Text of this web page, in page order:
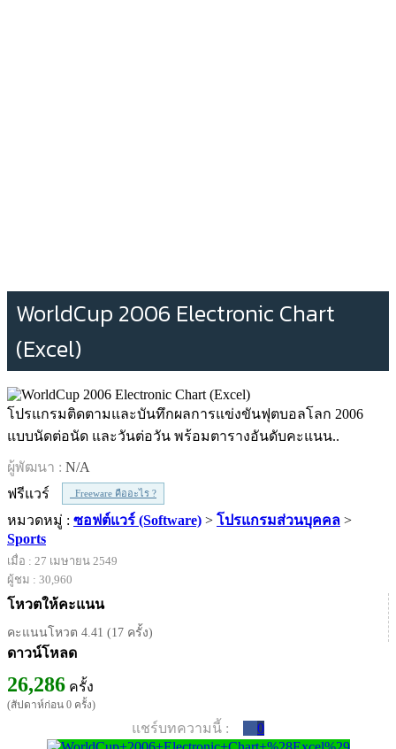
WorldCup 2006 Electronic Chart
(Excel)
โปรแกรมติดตามและบันทึกผลการแข่งขันฟุตบอลโลก 2006
แบบนัดต่อนัด และวันต่อวัน พร้อมตารางอันดับคะแนน..
ผู้พัฒนา : N/A
ฟรีแวร์
Freeware คืออะไร ?
หมวดหมู่ : ซอฟต์แวร์ (Software) > โปรแกรมส่วนบุคคล >
Sports
เมื่อ : 27 เมษายน 2549
ผู้ชม : 30,960
โหวตให้คะแนน
คะแนนโหวต 4.41 (17 ครั้ง)
ดาวน์โหลด
26,286 ครั้ง
(สัปดาห์ก่อน 0 ครั้ง)
แชร์บทความนี้ : 0